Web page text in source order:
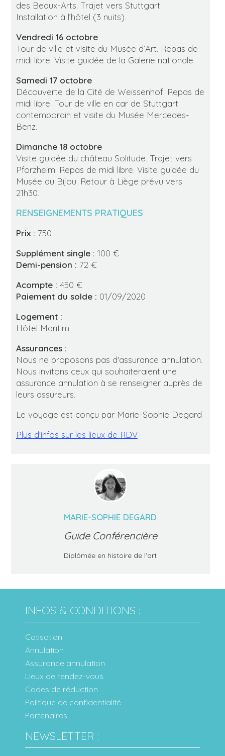
des Beaux-Arts. Trajet vers Stuttgart.
Installation à l’hôtel (3 nuits).
Vendredi 16 octobre
Tour de ville et visite du Musée d’Art. Repas de
midi libre. Visite guidée de la Galerie nationale.
Samedi 17 octobre
Découverte de la Cité de Weissenhof. Repas de
midi libre. Tour de ville en car de Stuttgart
contemporain et visite du Musée Mercedes-
Benz.
Dimanche 18 octobre
Visite guidée du château Solitude. Trajet vers
Pforzheim. Repas de midi libre. Visite guidée du
Musée du Bijou. Retour à Liège prévu vers
21h30.
RENSEIGNEMENTS PRATIQUES
Prix : 750
Supplément single : 100 €
Demi-pension : 72 €
Acompte : 450 €
Paiement du solde : 01/09/2020
Logement :
Hôtel Maritim
Assurances :
Nous ne proposons pas d'assurance annulation.
Nous invitons ceux qui souhaiteraient une
assurance annulation à se renseigner auprès de
leurs assureurs.
Le voyage est conçu par Marie-Sophie Degard
Plus d'infos sur les lieux de RDV
MARIE-SOPHIE DEGARD
Guide Conférencière
Diplômée en histoire de l'art
INFOS & CONDITIONS :
Cotisation
Annulation
Assurance annulation
Lieux de rendez-vous
Codes de réduction
Politique de confidentialité
Partenaires
NEWSLETTER :